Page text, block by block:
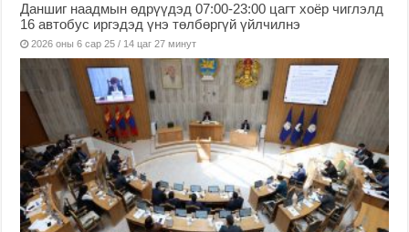
Даншиг наадмын өдрүүдэд 07:00-23:00 цагт хоёр чиглэлд
16 автобус иргэдэд үнэ төлбөргүй үйлчилнэ
2026 оны 6 сар 25 / 14 цаг 27 минут